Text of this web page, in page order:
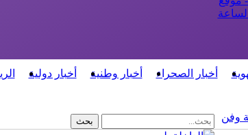
أخبار الصحراء أخبار وطنية أخبار دولية
وفن